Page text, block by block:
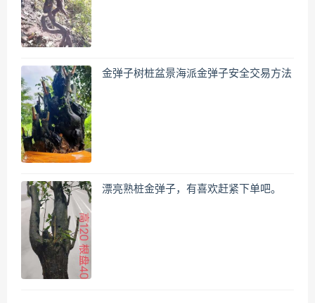
金弹子树桩盆景海派金弹子安全交易方法
漂亮熟桩金弹子，有喜欢赶紧下单吧。